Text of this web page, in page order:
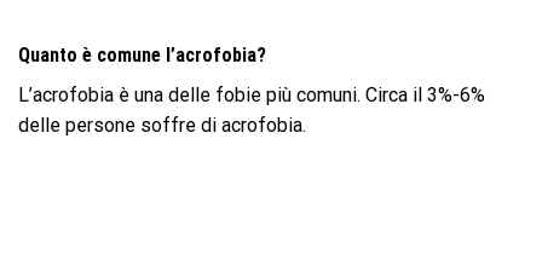
Quanto è comune l’acrofobia?
L’acrofobia è una delle fobie più comuni. Circa il 3%-6%
delle persone soffre di acrofobia.